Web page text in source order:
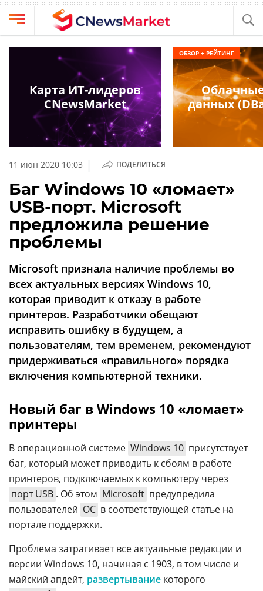
Выбрать
провайдера
Компании
обзоры
кабинет
О
проекте
CNews
Аналитика
Конференции
Техника
Об
Реклама
Вакансии
Max
Дзен
VK
Rutube
CNews
Конференции
Техника
11 июн 2020 10:03 | ПОДЕЛИТЬСЯ
Баг Windows 10 «ломает»
USB-порт. Microsoft
предложила решение
проблемы
Microsoft признала наличие проблемы во
всех актуальных версиях Windows 10,
которая приводит к отказу в работе
принтеров. Разработчики обещают
исправить ошибку в будущем, а
пользователям, тем временем, рекомендуют
придерживаться «правильного» порядка
включения компьютерной техники.
Новый баг в Windows 10 «ломает»
принтеры
В операционной системе Windows 10 присутствует
баг, который может приводить к сбоям в работе
принтеров, подключаемых к компьютеру через
порт USB . Об этом Microsoft предупредила
пользователей ОС в соответствующей статье на
портале поддержки.
Проблема затрагивает все актуальные редакции и
версии Windows 10, начиная с 1903, в том числе и
майский апдейт, развертывание которого
Карта ИТ-лидеров
CNewsMarket
данных
ОБЗОР + РЕЙТИНГ